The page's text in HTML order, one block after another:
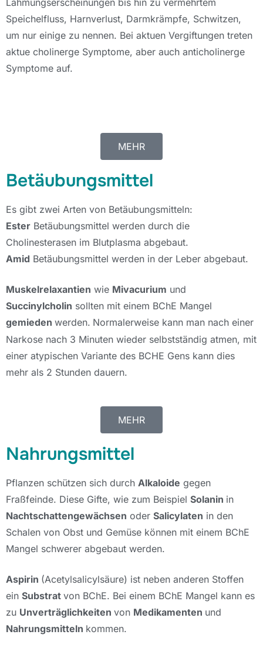
Lähmungserscheinungen bis hin zu vermehrtem
Speichelfluss, Harnverlust, Darmkrämpfe, Schwitzen,
um nur einige zu nennen. Bei aktuen Vergiftungen treten
aktue cholinerge Symptome, aber auch anticholinerge
Symptome auf.
MEHR
Betäubungsmittel
Es gibt zwei Arten von Betäubungsmitteln:
Ester Betäubungsmittel werden durch die
Cholinesterasen im Blutplasma abgebaut.
Amid Betäubungsmittel werden in der Leber abgebaut.
Muskelrelaxantien wie Mivacurium und
Succinylcholin sollten mit einem BChE Mangel
gemieden werden. Normalerweise kann man nach einer
Narkose nach 3 Minuten wieder selbstständig atmen, mit
einer atypischen Variante des BCHE Gens kann dies
mehr als 2 Stunden dauern.
MEHR
Nahrungsmittel
Pflanzen schützen sich durch Alkaloide gegen
Fraßfeinde. Diese Gifte, wie zum Beispiel Solanin in
Nachtschattengewächsen oder Salicylaten in den
Schalen von Obst und Gemüse können mit einem BChE
Mangel schwerer abgebaut werden.
Aspirin (Acetylsalicylsäure) ist neben anderen Stoffen
ein Substrat von BChE. Bei einem BChE Mangel kann es
zu Unverträglichkeiten von Medikamenten und
Nahrungsmitteln kommen.